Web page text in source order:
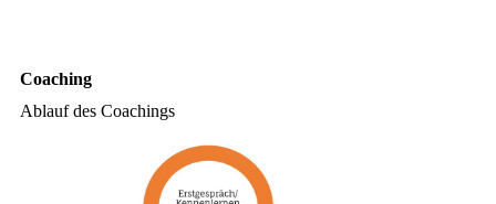
Coaching
Ablauf des Coachings